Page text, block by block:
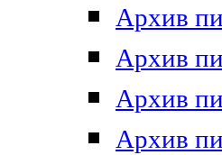
Архив
Архив
Архив
Архив